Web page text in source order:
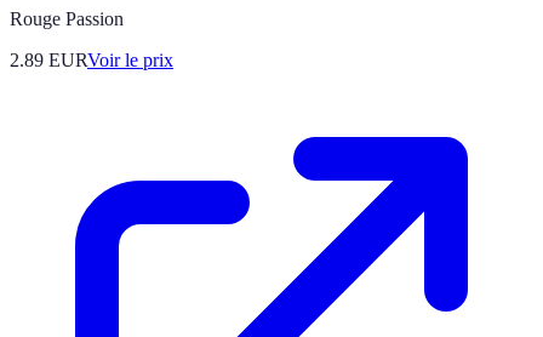
Rouge Passion
2.89 EURVoir le prix